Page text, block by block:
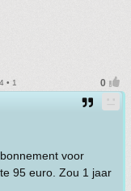
• 1
voor
95 euro. Zou 1 jaar